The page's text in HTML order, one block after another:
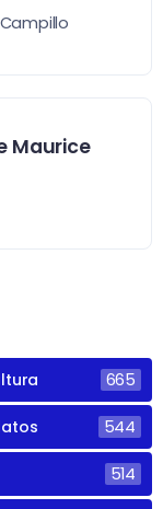
Maurice
665
544
514